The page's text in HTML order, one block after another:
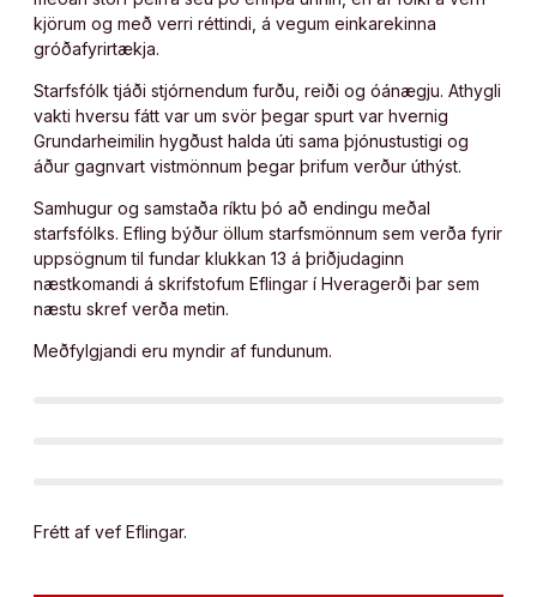
kjörum og með verri réttindi, á vegum einkarekinna
gróðafyrirtækja.
Starfsfólk tjáði stjórnendum furðu, reiði og óánægju. Athygli
vakti hversu fátt var um svör þegar spurt var hvernig
Grundarheimilin hygðust halda úti sama þjónustustigi og
áður gagnvart vistmönnum þegar þrifum verður úthýst.
Samhugur og samstaða ríktu þó að endingu meðal
starfsfólks. Efling býður öllum starfsmönnum sem verða fyrir
uppsögnum til fundar klukkan 13 á þriðjudaginn
næstkomandi á skrifstofum Eflingar í Hveragerði þar sem
næstu skref verða metin.
Meðfylgjandi eru myndir af fundunum.
Frétt af vef Eflingar.